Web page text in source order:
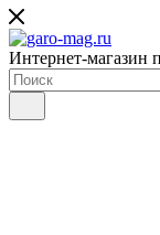
Интернет-магазин